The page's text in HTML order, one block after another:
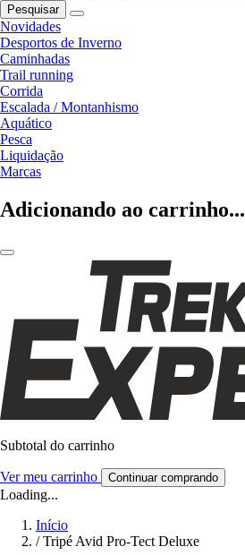
Pesquisar
Novidades
Desportos de Inverno
Caminhadas
Trail running
Corrida
Escalada / Montanhismo
Aquático
Pesca
Liquidação
Marcas
Adicionando ao carrinho...
Subtotal do carrinho
Ver meu carrinho Continuar comprando
Loading...
Início
/ Tripé Avid Pro-Tect Deluxe